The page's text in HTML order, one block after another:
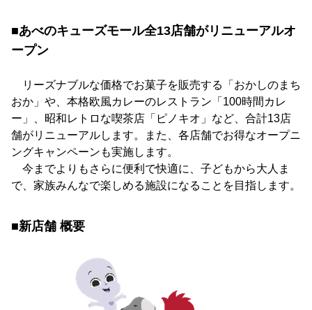
■あべのキューズモール全13店舗がリニューアルオ
ープン
リーズナブルな価格でお菓子を販売する「おかしのまち
おか」や、本格欧風カレーのレストラン「100時間カレ
ー」、昭和レトロな喫茶店「ピノキオ」など、合計13店
舗がリニューアルします。また、各店舗でお得なオープニ
ングキャンペーンも実施します。
今までよりもさらに便利で快適に、子どもから大人ま
で、家族みんなで楽しめる施設になることを目指します。
■新店舗 概要